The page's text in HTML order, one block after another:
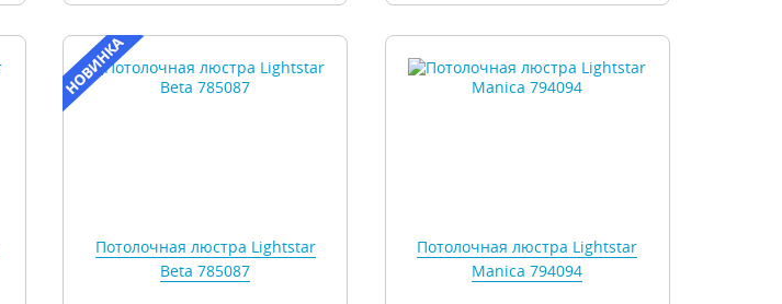
Потолочная люстра Lightstar
Beta 785087
Потолочная люстра Lightstar
Manica 794094